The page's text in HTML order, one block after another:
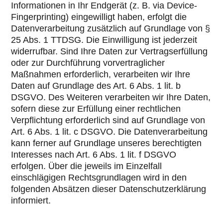
Informationen in Ihr Endgerät (z. B. via Device-
Fingerprinting) eingewilligt haben, erfolgt die
Datenverarbeitung zusätzlich auf Grundlage von §
25 Abs. 1 TTDSG. Die Einwilligung ist jederzeit
widerrufbar. Sind Ihre Daten zur Vertragserfüllung
oder zur Durchführung vorvertraglicher
Maßnahmen erforderlich, verarbeiten wir Ihre
Daten auf Grundlage des Art. 6 Abs. 1 lit. b
DSGVO. Des Weiteren verarbeiten wir Ihre Daten,
sofern diese zur Erfüllung einer rechtlichen
Verpflichtung erforderlich sind auf Grundlage von
Art. 6 Abs. 1 lit. c DSGVO. Die Datenverarbeitung
kann ferner auf Grundlage unseres berechtigten
Interesses nach Art. 6 Abs. 1 lit. f DSGVO
erfolgen. Über die jeweils im Einzelfall
einschlägigen Rechtsgrundlagen wird in den
folgenden Absätzen dieser Datenschutzerklärung
informiert.